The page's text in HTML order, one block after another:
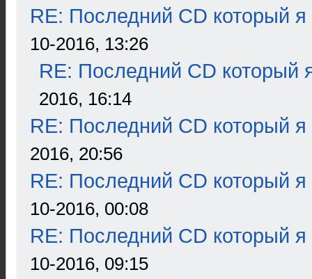
RE: Последний CD который я
10-2016, 13:26
RE: Последний CD который
2016, 16:14
RE: Последний CD который я
2016, 20:56
RE: Последний CD который я
10-2016, 00:08
RE: Последний CD который я
10-2016, 09:15